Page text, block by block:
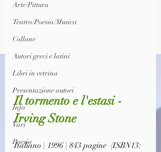
Arte/Pittura
Teatro/Poesia/Musica
Collane
Autori greci e latini
Libri in vetrina
Presentazione autori
Info
Vari
Poesia
Il tormento e l'estasi -
Irving Stone
Italiano | 1996 | 843 pagine  (ISBN13: